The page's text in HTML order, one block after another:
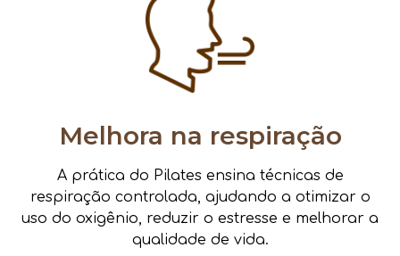
Melhora na respiração
A prática do Pilates ensina técnicas de
respiração controlada, ajudando a otimizar o
uso do oxigênio, reduzir o estresse e melhorar a
qualidade de vida.